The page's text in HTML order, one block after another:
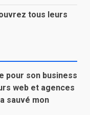
tous leurs
pour son business
web et agences
sauvé mon